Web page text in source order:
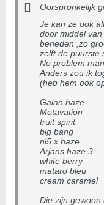
Oorspronkelijk
Je kan ze ook
door middel
beneden ,zo
zelft de puurste
No problem
Anders zou ik
(heb hem ook
Gaian haze
Motavation
fruit spirit
big bang
nl5 x haze
Arjans haze 3
white berry
mataro bleu
cream caramel
Die zijn